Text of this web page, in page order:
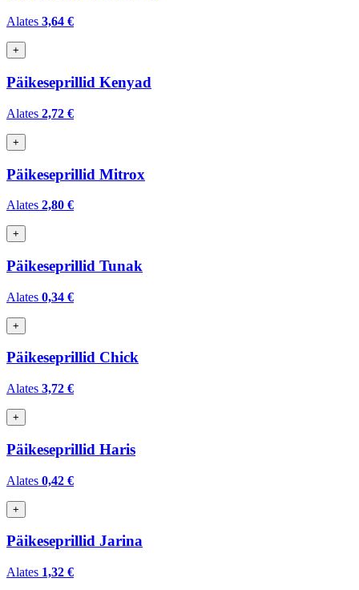
Alates 3,64 €
+
Päikeseprillid Kenyad
Alates 2,72 €
+
Päikeseprillid Mitrox
Alates 2,80 €
+
Päikeseprillid Tunak
Alates 0,34 €
+
Päikeseprillid Chick
Alates 3,72 €
+
Päikeseprillid Haris
Alates 0,42 €
+
Päikeseprillid Jarina
Alates 1,32 €